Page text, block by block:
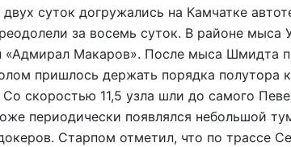
двух суток догружались на Камчатке
за восемь суток. В районе мыса
«Адмирал Макаров». После мыса Шмидта
пришлось держать порядка полутора
скоростью 11,5 узла шли до самого
периодически появлялся небольшой
Старпом отметил, что по трассе